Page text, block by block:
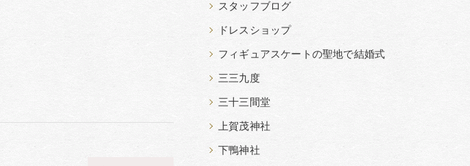
スタッフブログ
ドレスショップ
フィギュアスケートの聖地で結婚式
三三九度
三十三間堂
上賀茂神社
下鴨神社